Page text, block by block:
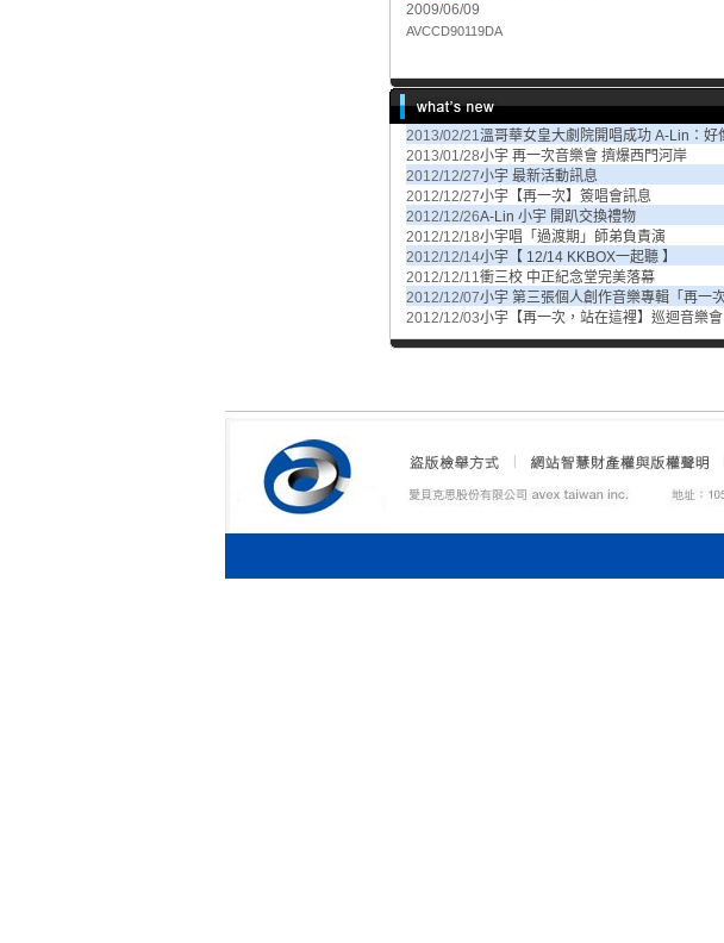
2009/06/09
AVCCD90119DA
2013/02/21溫哥華女皇大劇院開唱成功 A-Lin：好
2013/01/28小宇 再一次音樂會 擠爆西門河岸
2012/12/27小宇 最新活動訊息
2012/12/27小宇【再一次】簽唱會訊息
2012/12/26A-Lin 小宇 開趴交換禮物
2012/12/18小宇唱「過渡期」師弟負責演
2012/12/14小宇【 12/14 KKBOX一起聽 】
2012/12/11衝三校 中正紀念堂完美落幕
2012/12/07小宇 第三張個人創作音樂專輯「再一
2012/12/03小宇【再一次，站在這裡】巡迴音樂